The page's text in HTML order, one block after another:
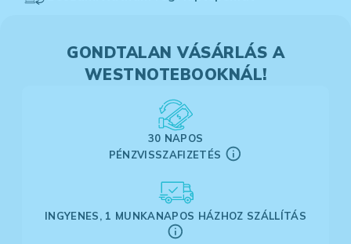
GONDTALAN VÁSÁRLÁS A
WESTNOTEBOOKNÁL!
30 NAPOS
PÉNZVISSZAFIZETÉS
INGYENES, 1 MUNKANAPOS HÁZHOZ SZÁLLÍTÁS